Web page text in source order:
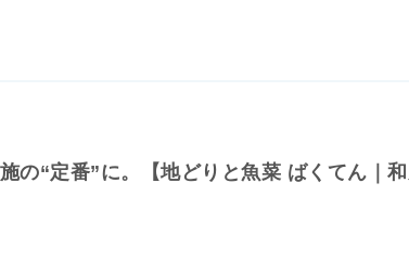
の“定番”に。【地どりと魚菜 ばくてん｜